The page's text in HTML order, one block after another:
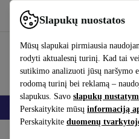
Slapukų nuostatos
Mūsų slapukai pirmiausia
rodyti aktualesnį turinį. Kad tai
sutikimo analizuoti jūsų naršymo
rodomą turinį bei reklamą –
slapukus. Savo slapukų
Perskaitykite mūsų informaciją
Perskaitykite duomenų
Naudok refurbed greitai ir paprastai
Išmanieji telefonai Nešiojamieji